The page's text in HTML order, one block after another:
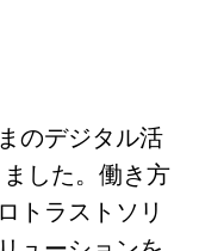
のデジタル活
した。働き方
トラストソリ